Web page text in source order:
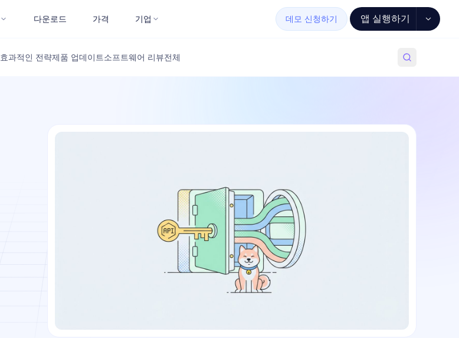
다운로드 가격 기업 데모 신청하기 앱 실행하기
효과적인 전략제품 업데이트소프트웨어 리뷰전체